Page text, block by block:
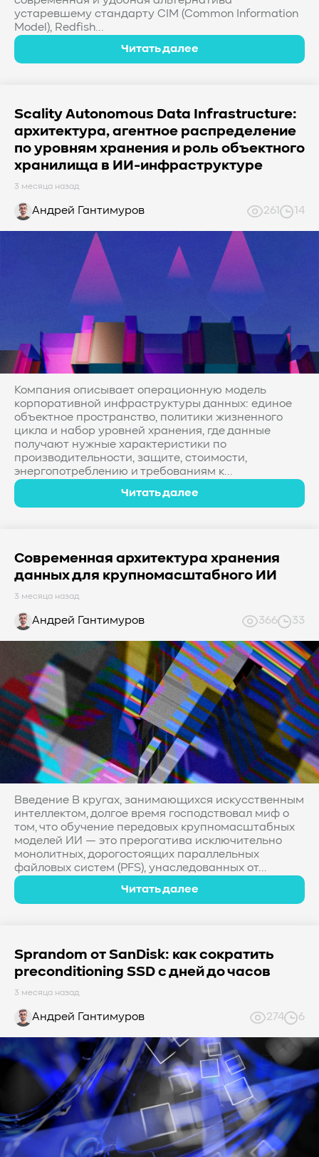
устаревшему стандарту CIM (Common Information
Model), Redfish...
Читать далее
Scality Autonomous Data Infrastructure:
архитектура, агентное распределение
по уровням хранения и роль объектного
хранилища в ИИ-инфраструктуре
3 месяца назад
Андрей Гантимуров 261 14
Компания описывает операционную модель
корпоративной инфраструктуры данных: единое
объектное пространство, политики жизненного
цикла и набор уровней хранения, где данные
получают нужные характеристики по
производительности, защите, стоимости,
энергопотреблению и требованиям к...
Читать далее
Современная архитектура хранения
данных для крупномасштабного ИИ
3 месяца назад
Андрей Гантимуров 366 33
Введение В кругах, занимающихся искусственным
интеллектом, долгое время господствовал миф о
том, что обучение передовых крупномасштабных
моделей ИИ — это прерогатива исключительно
монолитных, дорогостоящих параллельных
файловых систем (PFS), унаследованных от...
Читать далее
Sprandom от SanDisk: как сократить
preconditioning SSD с дней до часов
3 месяца назад
Андрей Гантимуров 274 6